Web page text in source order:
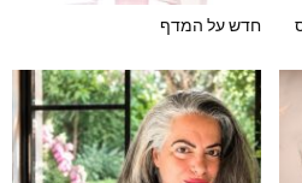
חדש על המדף